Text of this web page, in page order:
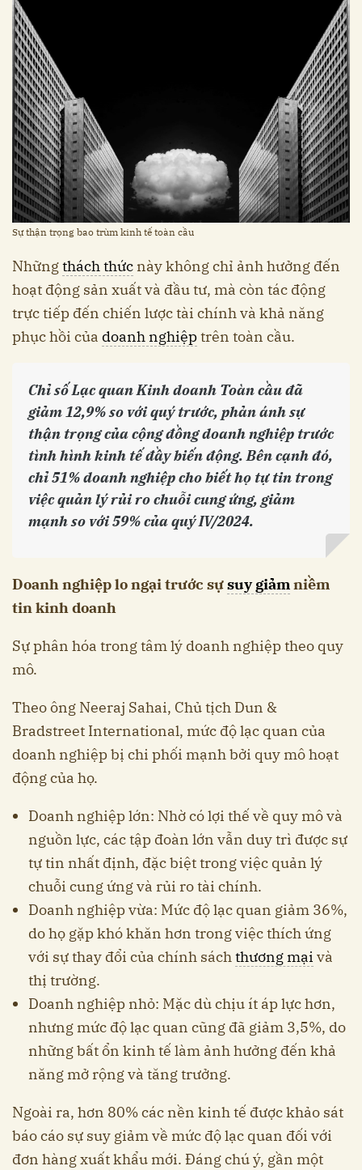
Sự thận trọng bao trùm kinh tế toàn cầu
Nhữngthách thức này không chỉ ảnh hưởng đến
hoạt động sản xuất và đầu tư, mà còn tác động
trực tiếp đến chiến lược tài chính và khả năng
phục hồi của doanh nghiệptrên toàn cầu.
Chỉ số Lạc quan Kinh doanh Toàn cầu đã
giảm 12,9% so với quý trước, phản ánh sự
thận trọng của cộng đồng doanh nghiệp trước
tình hình kinh tế đầy biến động. Bên cạnh đó,
chỉ 51% doanh nghiệp cho biết họ tự tin trong
việc quản lý rủi ro chuỗi cung ứng, giảm
mạnh so với 59% của quý IV/2024.
Doanh nghiệp lo ngại trước sựsuy giảmniềm
tin kinh doanh
Sự phân hóa trong tâm lý doanh nghiệp theo quy
mô.
Theo ông Neeraj Sahai, Chủ tịch Dun &
Bradstreet International, mức độ lạc quan của
doanh nghiệp bị chi phối mạnh bởi quy mô hoạt
động của họ.
Doanh nghiệp lớn: Nhờ có lợi thế về quy mô và
nguồn lực, các tập đoàn lớn vẫn duy trì được sự
tự tin nhất định, đặc biệt trong việc quản lý
chuỗi cung ứng và rủi ro tài chính.
Doanh nghiệp vừa: Mức độ lạc quan giảm 36%,
do họ gặp khó khăn hơn trong việc thích ứng
với sự thay đổi của chính sáchthương mại và
thị trường.
Doanh nghiệp nhỏ: Mặc dù chịu ít áp lực hơn,
nhưng mức độ lạc quan cũng đã giảm 3,5%, do
những bất ổn kinh tế làm ảnh hưởng đến khả
năng mở rộng và tăng trưởng.
Ngoài ra, hơn 80% các nền kinh tế được khảo sát
báo cáo sự suy giảm về mức độ lạc quan đối với
đơn hàng xuất khẩu mới. Đáng chú ý, gần một